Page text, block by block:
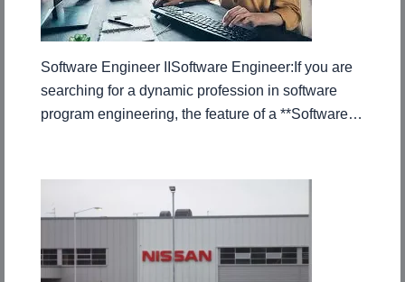
Software Engineer IISoftware Engineer:If you are
searching for a dynamic profession in software
program engineering, the feature of a **Software…